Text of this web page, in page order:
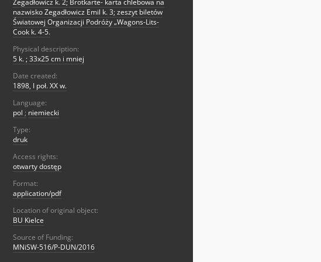
Zegadłowicz k. 2; Brotkarte- karta chlebowa na
nazwisko Zegadłowicz Emil k. 3; zeszyt biletów
Światowej Organizacji Podróży „Wagons-Lits-
Cook k. 4-5.
Physical description:
5 k. ; 33x25 cm i mniej
Date created:
1898, I poł. XX w.
Language:
pol ; niemiecki
Type:
druk
Access rights:
otwarty dostęp
Format:
application/pdf
Location of original object:
BU Kielce
Source of Funding:
MNiSW-516/P-DUN/2016